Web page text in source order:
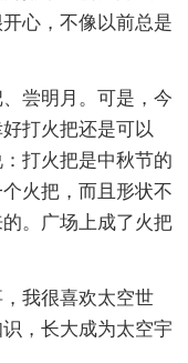
心，不像以前总是
尝明月。可是，今
打火把还是可以
打火把是中秋节的
火把，而且形状不
。广场上成了火把
我很喜欢太空世
，长大成为太空宇